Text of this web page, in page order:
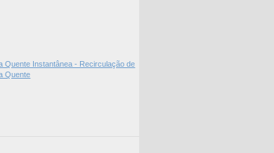
Quente Instantânea - Recirculação de
Quente